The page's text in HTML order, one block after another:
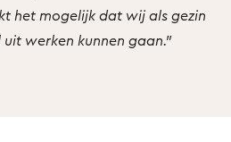
het mogelijk dat wij als gezin
werken kunnen gaan."